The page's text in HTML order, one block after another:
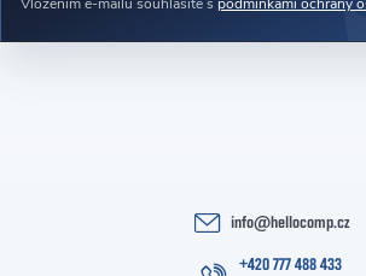
Vložením e-mailu souhlasíte s podmínkami ochrany
info@hellocomp.cz
+420 777 488 433